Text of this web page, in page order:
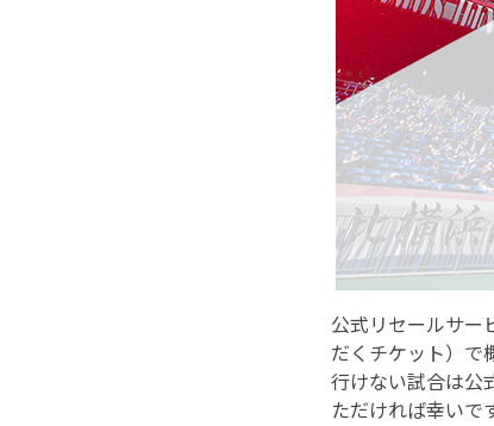
公式リセールサー
だくチケット）で
行けない試合は公
ただければ幸いで